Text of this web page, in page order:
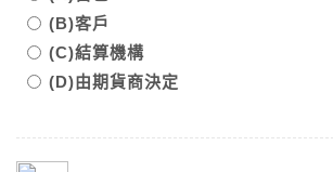
(B)客戶
(C)結算機構
(D)由期貨商決定